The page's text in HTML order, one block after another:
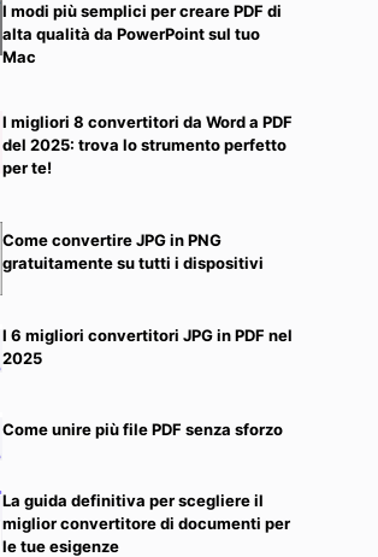
I modi più semplici per creare PDF di
alta qualità da PowerPoint sul tuo
Mac
I migliori 8 convertitori da Word a PDF
del 2025: trova lo strumento perfetto
per te!
Come convertire JPG in PNG
gratuitamente su tutti i dispositivi
I 6 migliori convertitori JPG in PDF nel
2025
Come unire più file PDF senza sforzo
La guida definitiva per scegliere il
miglior convertitore di documenti per
le tue esigenze